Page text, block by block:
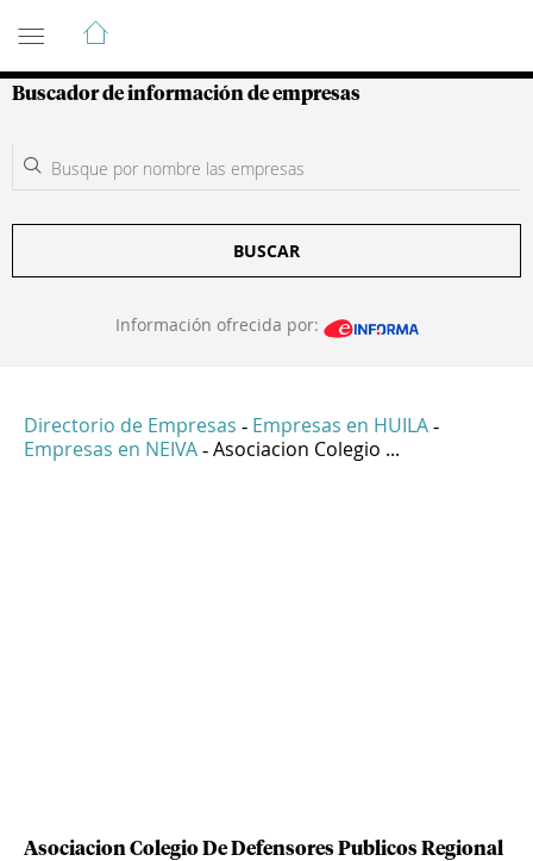
Guía de Empresas Colombianas
Buscador de información de empresas
BUSCAR
Información ofrecida por:
Directorio de Empresas - Empresas en HUILA -
Empresas en NEIVA - Asociacion Colegio ...
Asociacion Colegio De Defensores Publicos Regional